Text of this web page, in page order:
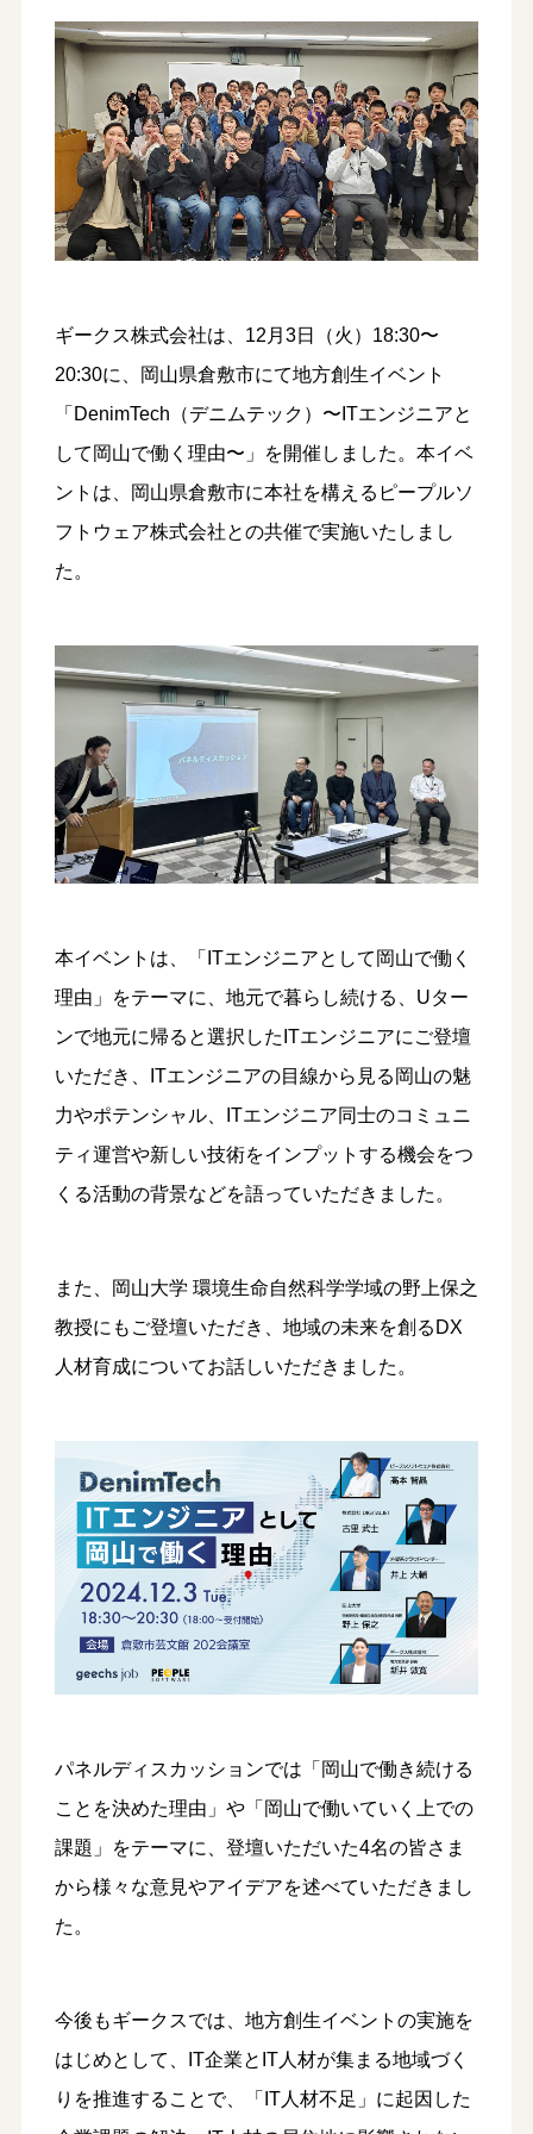
ギークス株式会社は、12月3日（火）18:30〜
20:30に、岡山県倉敷市にて地方創生イベント
「DenimTech（デニムテック）〜ITエンジニアと
して岡山で働く理由〜」を開催しました。本イベ
ントは、岡山県倉敷市に本社を構えるピープルソ
フトウェア株式会社との共催で実施いたしまし
た。
本イベントは、「ITエンジニアとして岡山で働く
理由」をテーマに、地元で暮らし続ける、Uター
ンで地元に帰ると選択したITエンジニアにご登壇
いただき、ITエンジニアの目線から見る岡山の魅
力やポテンシャル、ITエンジニア同士のコミュニ
ティ運営や新しい技術をインプットする機会をつ
くる活動の背景などを語っていただきました。
また、岡山大学 環境生命自然科学学域の野上保之
教授にもご登壇いただき、地域の未来を創るDX
人材育成についてお話しいただきました。
パネルディスカッションでは「岡山で働き続ける
ことを決めた理由」や「岡山で働いていく上での
課題」をテーマに、登壇いただいた4名の皆さま
から様々な意見やアイデアを述べていただきまし
た。
今後もギークスでは、地方創生イベントの実施を
はじめとして、IT企業とIT人材が集まる地域づく
りを推進することで、「IT人材不足」に起因した